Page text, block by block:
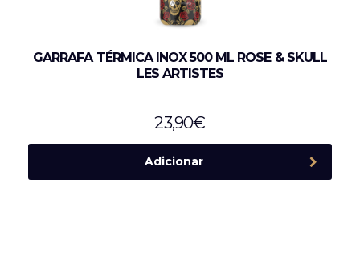
GARRAFA TÉRMICA INOX 500 ML ROSE & SKULL
LES ARTISTES
23,90€
Adicionar